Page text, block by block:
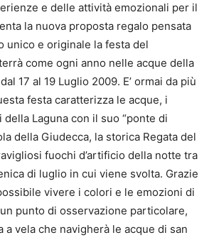
e delle attività emozionali per il
la nuova proposta regalo pensata
unico e originale la festa del
come ogni anno nelle acque della
17 al 19 Luglio 2009. E’ ormai da più
festa caratterizza le acque, i
Laguna con il suo “ponte di
della Giudecca, la storica Regata del
fuochi d’artificio della notte tra
di luglio in cui viene svolta. Grazie
vivere i colori e le emozioni di
punto di osservazione particolare,
a vela che navigherà le acque di san